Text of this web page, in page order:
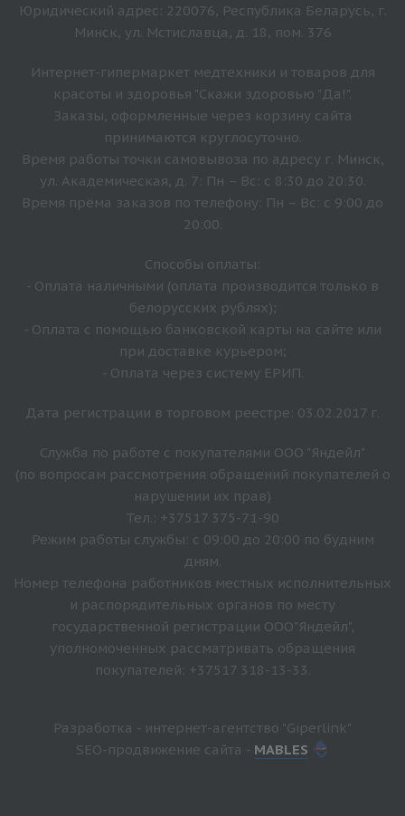
Юридический адрес: 220076, Республика Беларусь, г.
Минск, ул. Мстиславца, д. 18, пом. 376
Интернет-гипермаркет медтехники и товаров для
красоты и здоровья "Скажи здоровью "Да!".
Заказы, оформленные через корзину сайта
принимаются круглосуточно.
Время работы точки самовывоза по адресу г. Минск,
ул. Академическая, д. 7: Пн – Вс: с 8:30 до 20:30.
Время прёма заказов по телефону: Пн – Вс: с 9:00 до
20:00.
Способы оплаты:
- Оплата наличными (оплата производится только в
белорусских рублях);
- Оплата с помощью банковской карты на сайте или
при доставке курьером;
- Оплата через систему ЕРИП.
Дата регистрации в торговом реестре: 03.02.2017 г.
Служба по работе с покупателями ООО "Яндейл"
(по вопросам рассмотрения обращений покупателей о
нарушении их прав)
Тел.: +37517 375-71-90
Режим работы службы: с 09:00 до 20:00 по будним
дням.
Номер телефона работников местных исполнительных
и распорядительных органов по месту
государственной регистрации ООО"Яндейл",
уполномоченных рассматривать обращения
покупателей: +37517 318-13-33.
Разработка - интернет-агентство "Giperlink"
SEO-продвижение сайта - MABLES